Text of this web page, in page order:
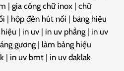
| gia công chữ inox | chữ
| hộp đèn hút nổi | bảng hiệu
| in uv | in uv phẳng | in uv
gương | làm bảng hiệu
| in uv bmt | in uv đaklak